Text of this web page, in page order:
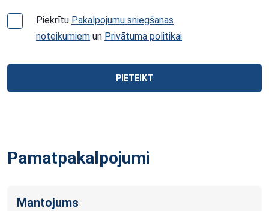
Piekrītu Pakalpojumu sniegšanas
noteikumiem un Privātuma politikai
PIETEIKT
Pamatpakalpojumi
Mantojums